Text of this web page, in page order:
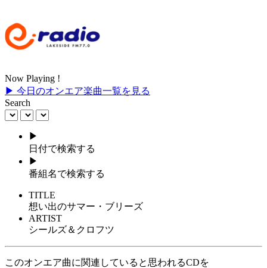
Now Playing !
▶ 今日のオンエア楽曲一覧を見る
Search
▶
日付で検索する
▶
番組名で検索する
TITLE
想い出のサマー・ブリーズ
ARTIST
シールズ＆クロフツ
このオンエア曲に関連していると思われるCDを